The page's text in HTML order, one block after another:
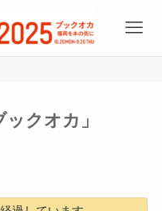
クオカ」